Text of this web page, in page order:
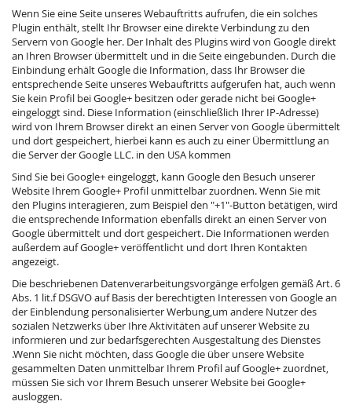
Wenn Sie eine Seite unseres Webauftritts aufrufen, die ein solches
Plugin enthält, stellt Ihr Browser eine direkte Verbindung zu den
Servern von Google her. Der Inhalt des Plugins wird von Google direkt
an Ihren Browser übermittelt und in die Seite eingebunden. Durch die
Einbindung erhält Google die Information, dass Ihr Browser die
entsprechende Seite unseres Webauftritts aufgerufen hat, auch wenn
Sie kein Profil bei Google+ besitzen oder gerade nicht bei Google+
eingeloggt sind. Diese Information (einschließlich Ihrer IP-Adresse)
wird von Ihrem Browser direkt an einen Server von Google übermittelt
und dort gespeichert, hierbei kann es auch zu einer Übermittlung an
die Server der Google LLC. in den USA kommen
Sind Sie bei Google+ eingeloggt, kann Google den Besuch unserer
Website Ihrem Google+ Profil unmittelbar zuordnen. Wenn Sie mit
den Plugins interagieren, zum Beispiel den "+1"-Button betätigen, wird
die entsprechende Information ebenfalls direkt an einen Server von
Google übermittelt und dort gespeichert. Die Informationen werden
außerdem auf Google+ veröffentlicht und dort Ihren Kontakten
angezeigt.
Die beschriebenen Datenverarbeitungsvorgänge erfolgen gemäß Art. 6
Abs. 1 lit.f DSGVO auf Basis der berechtigten Interessen von Google an
der Einblendung personalisierter Werbung,um andere Nutzer des
sozialen Netzwerks über Ihre Aktivitäten auf unserer Website zu
informieren und zur bedarfsgerechten Ausgestaltung des Dienstes
.Wenn Sie nicht möchten, dass Google die über unsere Website
gesammelten Daten unmittelbar Ihrem Profil auf Google+ zuordnet,
müssen Sie sich vor Ihrem Besuch unserer Website bei Google+
ausloggen.